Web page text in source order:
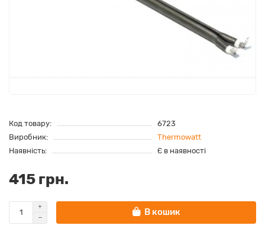
Код товару:
6723
Виробник:
Thermowatt
Наявність:
Є в наявності
415 грн.
В кошик